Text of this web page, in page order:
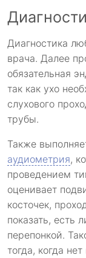
Диагностика
врача. Далее
обязательная
так как ухо
слухового
трубы.
Также
аудиометрия,
проведением
оценивает
косточек,
показать, есть
перепонкой.
тогда, когда